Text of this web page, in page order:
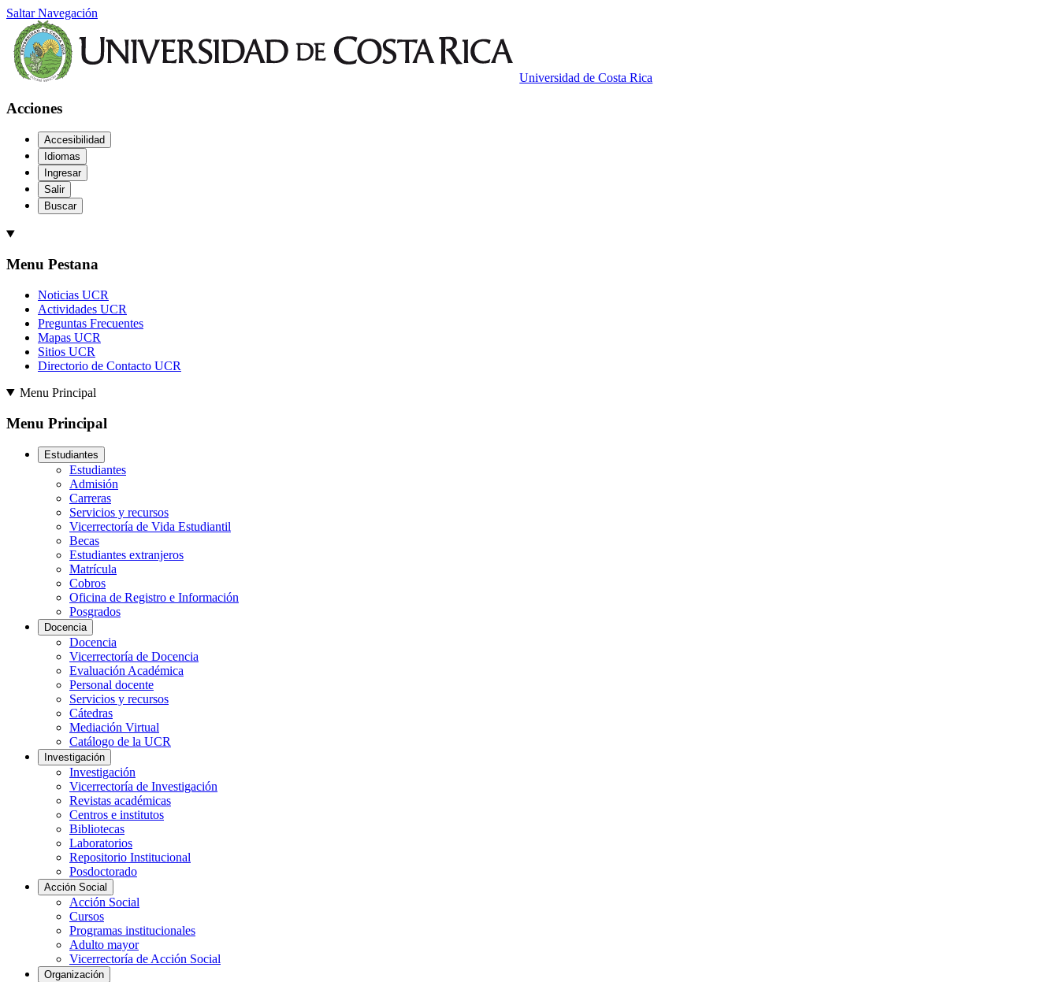
Saltar Navegación
Universidad de Costa Rica
Acciones
Accesibilidad
Idiomas
Ingresar
Salir
Buscar
Menu Pestana
Noticias UCR
Actividades UCR
Preguntas Frecuentes
Mapas UCR
Sitios UCR
Directorio de Contacto UCR
Menu Principal
Menu Principal
Estudiantes
Estudiantes
Admisión
Carreras
Servicios y recursos
Vicerrectoría de Vida Estudiantil
Becas
Estudiantes extranjeros
Matrícula
Cobros
Oficina de Registro e Información
Posgrados
Docencia
Docencia
Vicerrectoría de Docencia
Evaluación Académica
Personal docente
Servicios y recursos
Cátedras
Mediación Virtual
Catálogo de la UCR
Investigación
Investigación
Vicerrectoría de Investigación
Revistas académicas
Centros e institutos
Bibliotecas
Laboratorios
Repositorio Institucional
Posdoctorado
Acción Social
Acción Social
Cursos
Programas institucionales
Adulto mayor
Vicerrectoría de Acción Social
Organización